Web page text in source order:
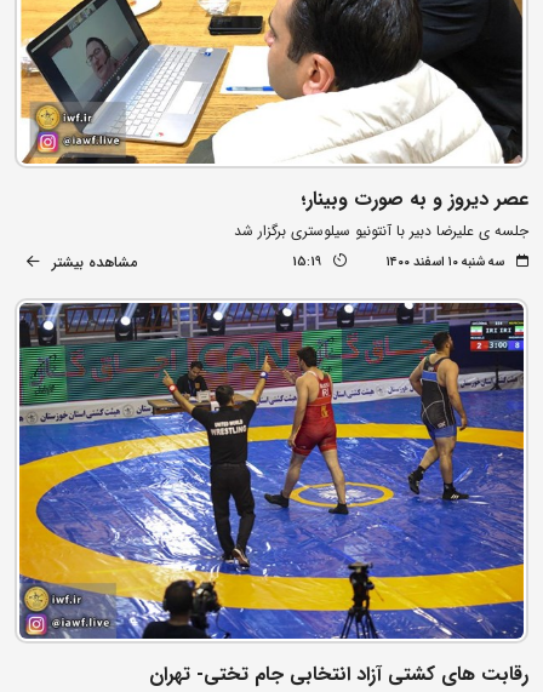
عصر دیروز و به صورت وبینار؛
جلسه ی علیرضا دبیر با آنتونیو سیلوستری برگزار شد
سه شنبه ۱۰ اسفند ۱۴۰۰ 15:19 مشاهده بیشتر
رقابت های کشتی آزاد انتخابی جام تختی- تهران